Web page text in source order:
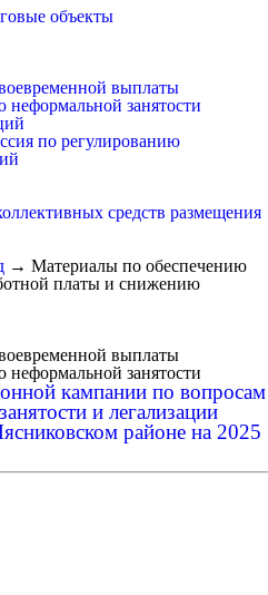
объекты
выплаты
занятости
по регулированию
средств размещения
→ Материалы по обеспечению
платы и снижению
выплаты
занятости
кампании по вопросам
и легализации
районе на 2025